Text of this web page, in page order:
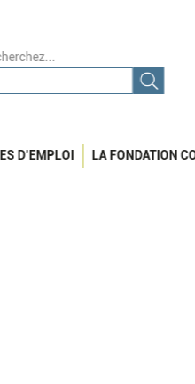
D’EMPLOI LA FONDATION